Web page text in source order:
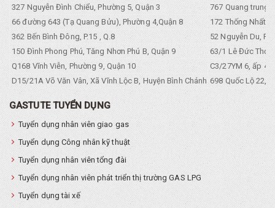
327 Nguyễn Đình Chiểu, Phường 5, Quận 3
767 Quang trung,
66 đường 643 (Tạ Quang Bửu), Phường 4,Quận 8
172 Thống Nhất.
362 Bến Bình Đông, P.15 , Q.8
52 Nguyễn Du,
150 Đình Phong Phú, Tăng Nhơn Phú B, Quận 9
63/1 Lê Đức Thọ,
Q168 Vĩnh Viễn, Phường 9, Quận 10
C3/27YM 6, ấp 4,
D15/21A Võ Văn Vân, Xã Vĩnh Lộc B, Huyện Bình Chánh 698 Quốc Lộ 22,
GASTUTE TUYỂN DỤNG
Tuyển dụng nhân viên giao gas
Tuyển dụng Công nhân kỹ thuật
Tuyển dụng nhân viên tổng đài
Tuyển dụng nhân viên phát triển thị trường GAS LPG
Tuyển dụng tài xế